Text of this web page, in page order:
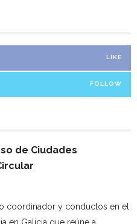
LIKE
FOLLOW
de Ciudades
coordinador y conductos en el